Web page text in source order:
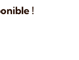
!